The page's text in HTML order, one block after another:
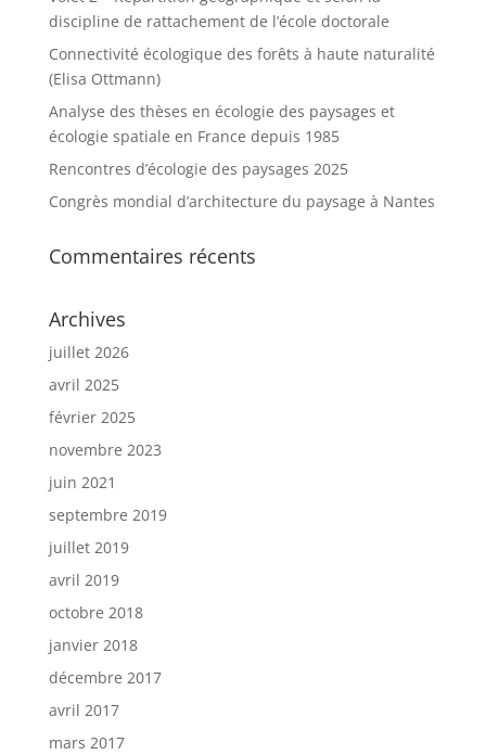
discipline de rattachement de l’école doctorale
Connectivité écologique des forêts à haute naturalité
(Elisa Ottmann)
Analyse des thèses en écologie des paysages et
écologie spatiale en France depuis 1985
Rencontres d’écologie des paysages 2025
Congrès mondial d’architecture du paysage à Nantes
Commentaires récents
Archives
juillet 2026
avril 2025
février 2025
novembre 2023
juin 2021
septembre 2019
juillet 2019
avril 2019
octobre 2018
janvier 2018
décembre 2017
avril 2017
mars 2017